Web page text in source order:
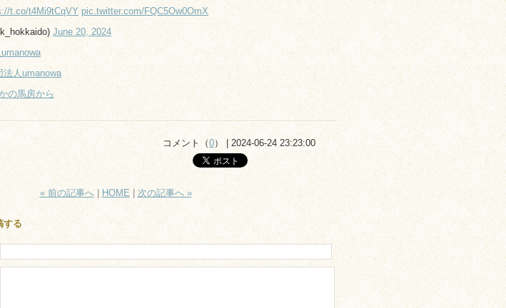
t.co/t4Mi9tCqVY pic.twitter.com/FQC5Ow0OmX
June 20, 2024
法人umanowa
の馬房から
コメント（0） | 2024-06-24 23:23:00
« 前の記事へ| HOME|次の記事へ »
する